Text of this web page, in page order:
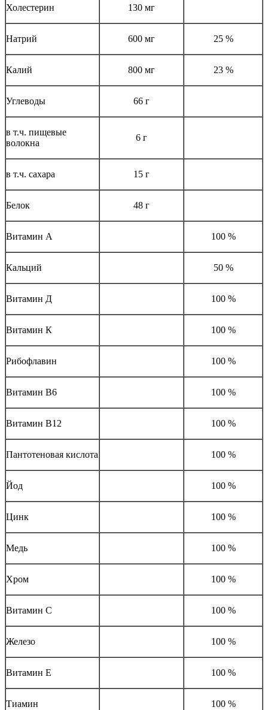
Холестерин 130 мг
Натрий 600 мг 25 %
Калий 800 мг 23 %
Углеводы 66 г
в т.ч. пищевые
волокна
6 г
в т.ч. сахара 15 г
Белок 48 г
Витамин А 100 %
Кальций 50 %
Витамин Д 100 %
Витамин К 100 %
Рибофлавин 100 %
Витамин В6 100 %
Витамин В12 100 %
Пантотеновая кислота 100 %
Йод 100 %
Цинк 100 %
Медь 100 %
Хром 100 %
Витамин С 100 %
Железо 100 %
Витамин Е 100 %
Тиамин 100 %